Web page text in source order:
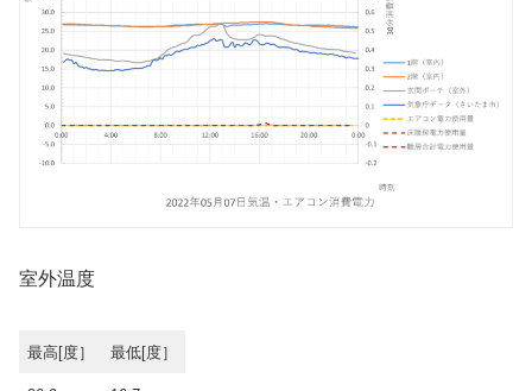
室外温度
最高[度］ 最低[度］